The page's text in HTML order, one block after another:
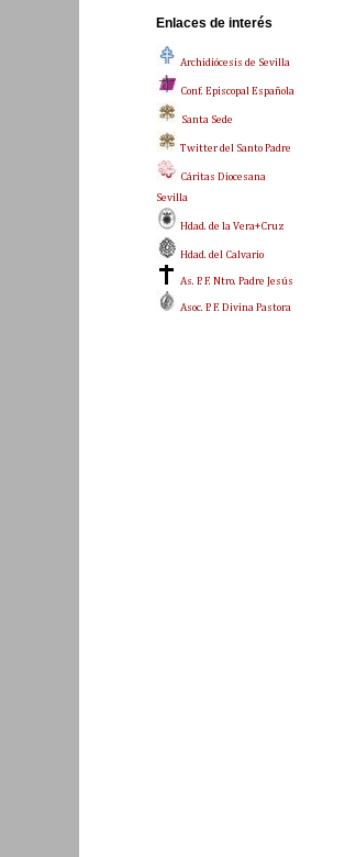
Enlaces de interés
Archidiócesis de Sevilla
Conf. Episcopal Española
Santa Sede
Twitter del Santo Padre
Cáritas Diocesana
Sevilla
Hdad. de la Vera+Cruz
Hdad. del Calvario
As. P. F. Ntro. Padre Jesús
Asoc. P. F. Divina Pastora